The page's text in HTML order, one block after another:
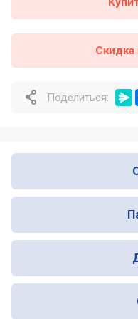
много лет, а другие
Поделиться:
Скидка